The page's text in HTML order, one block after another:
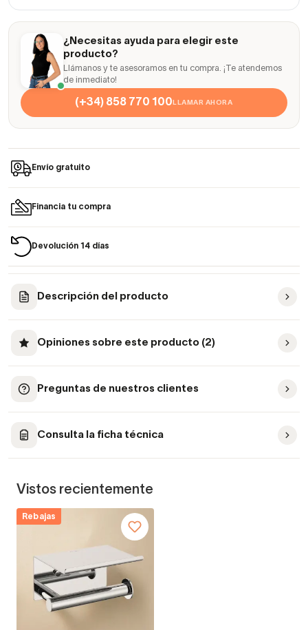
¿Necesitas ayuda para elegir este
producto?
Llámanos y te asesoramos en tu compra. ¡Te atendemos
de inmediato!
(+34) 858 770 100LLAMAR AHORA
Envío gratuito
Financia tu compra
Devolución 14 días
Descripción del producto
Opiniones sobre este producto (2)
Preguntas de nuestros clientes
Consulta la ficha técnica
Vistos recientemente
Rebajas